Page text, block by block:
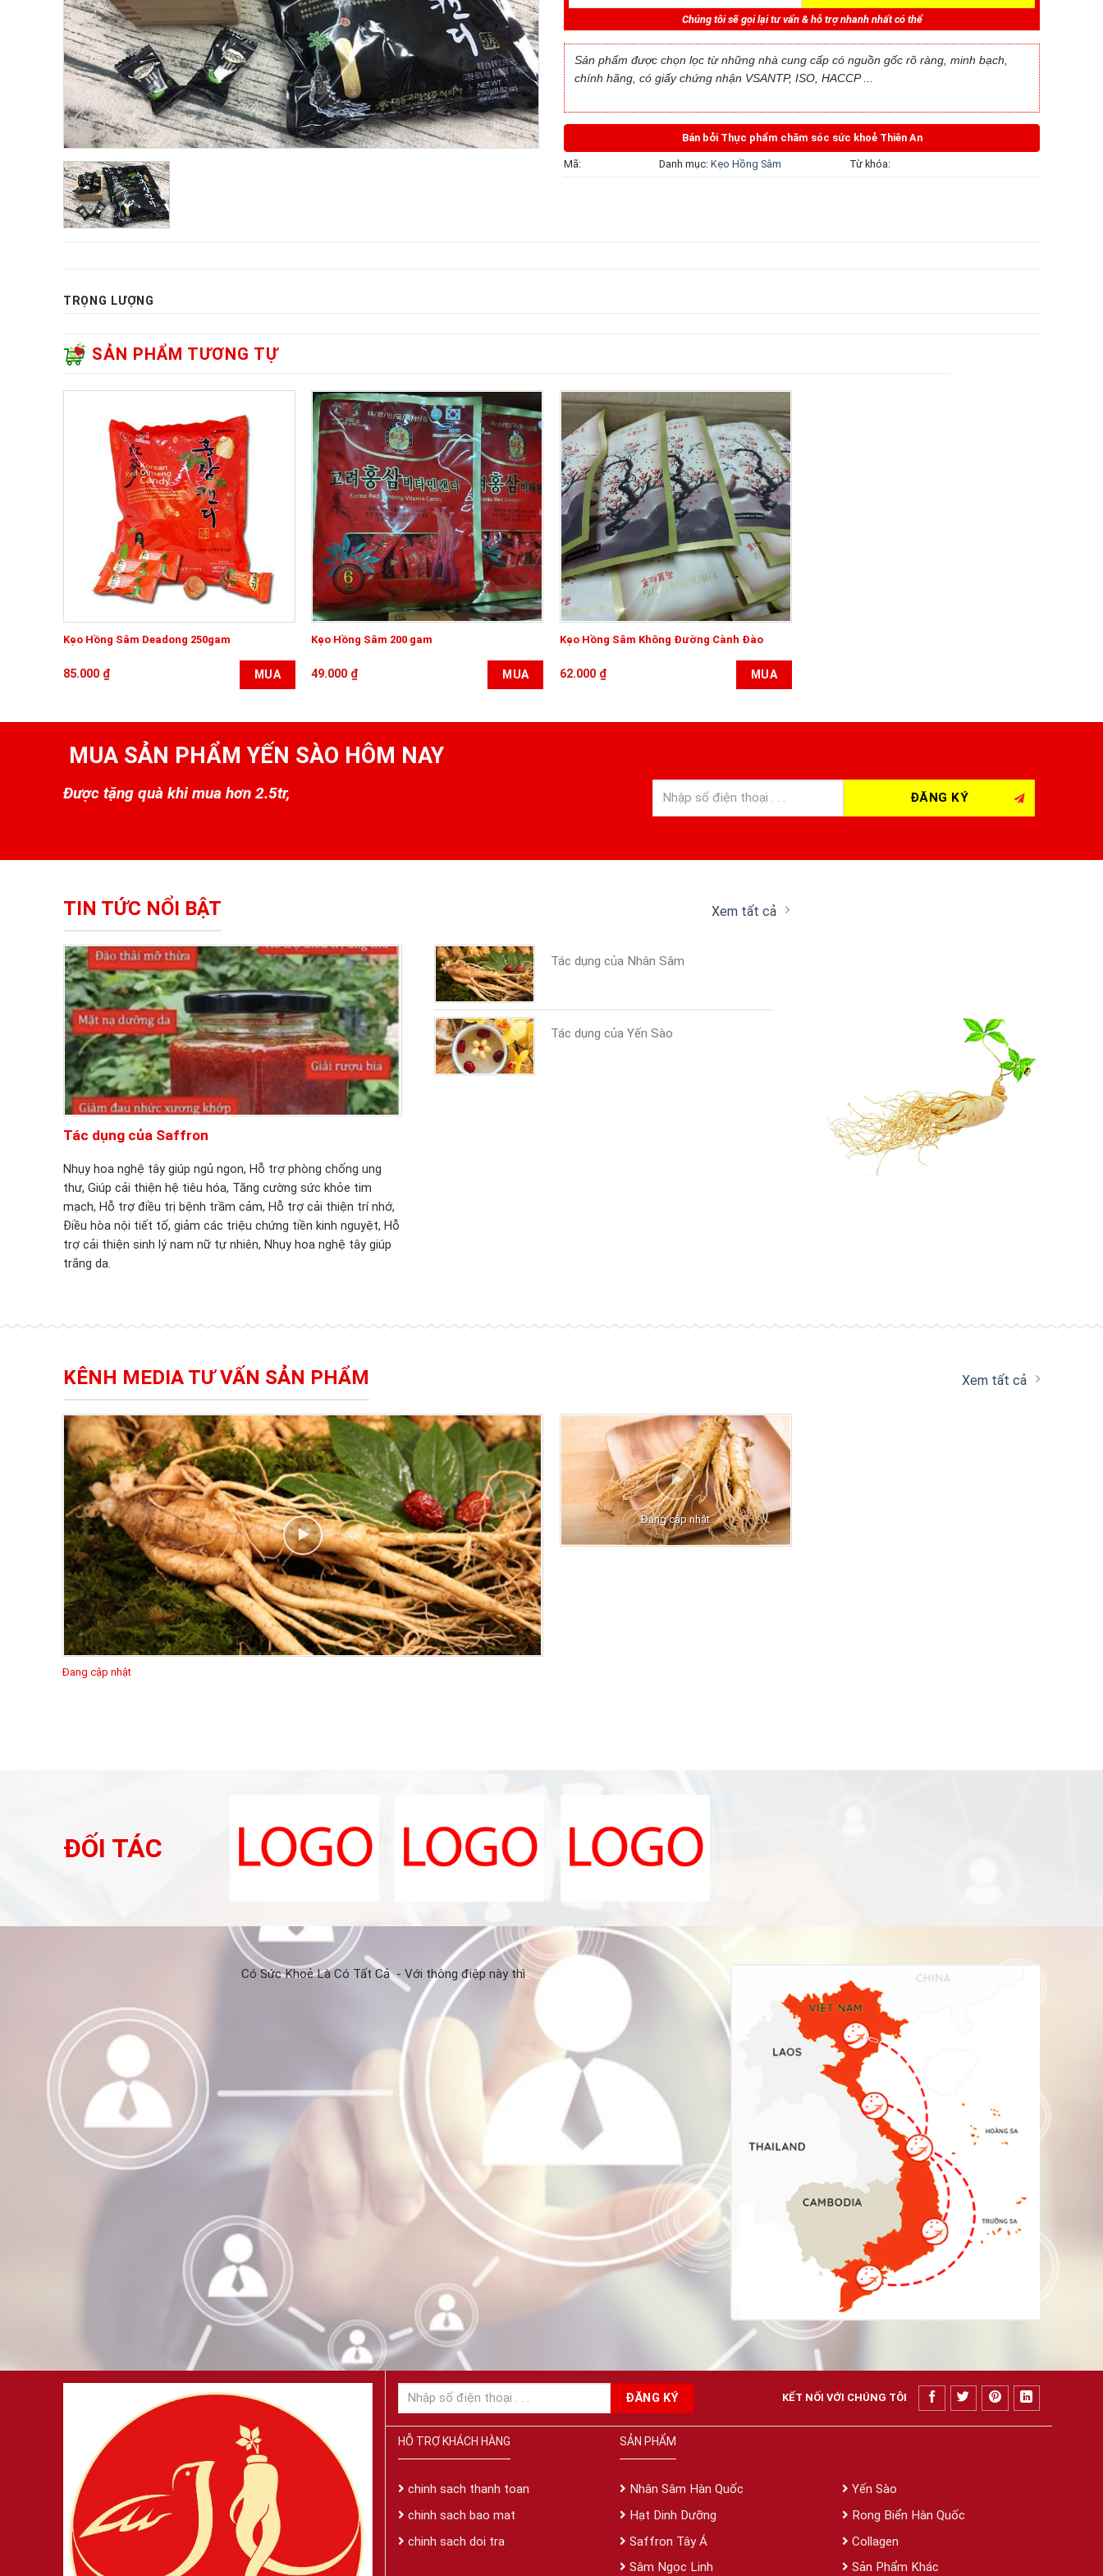
Chúng tôi sẽ gọi lại tư vấn & hỗ trợ nhanh nhất có thể
Sản phẩm được chọn lọc từ những nhà cung cấp có nguồn gốc rõ ràng, minh bạch,
chính hãng, có giấy chứng nhận VSANTP, ISO, HACCP ...
Bán bởi Thực phẩm chăm sóc sức khoẻ Thiên An
Mã: Danh mục: Kẹo Hồng Sâm Từ khóa:
TRỌNG LƯỢNG
SẢN PHẨM TƯƠNG TỰ
Kẹo Hồng Sâm Deadong 250gam
85.000 ₫ MUA
Kẹo Hồng Sâm 200 gam
49.000 ₫ MUA
Kẹo Hồng Sâm Không Đường Cành Đào
62.000 ₫ MUA
MUA SẢN PHẨM YẾN SÀO HÔM NAY
Được tặng quà khi mua hơn 2.5tr,
TIN TỨC NỔI BẬT Xem tất cả
Tác dụng của Saffron
Nhụy hoa nghệ tây giúp ngủ ngon, Hỗ trợ phòng chống ung
thư, Giúp cải thiện hệ tiêu hóa, Tăng cường sức khỏe tim
mạch, Hỗ trợ điều trị bệnh trầm cảm, Hỗ trợ cải thiện trí nhớ,
Điều hòa nội tiết tố, giảm các triệu chứng tiền kinh nguyệt, Hỗ
trợ cải thiện sinh lý nam nữ tự nhiên, Nhụy hoa nghệ tây giúp
trắng da.
Tác dụng của Nhân Sâm
Tác dụng của Yến Sào
KÊNH MEDIA TƯ VẤN SẢN PHẨM Xem tất cả
Đang cập nhật
Đang cập nhật
ĐỐI TÁC
Có Sức Khoẻ Là Có Tất Cả - Với thông điệp này thì
KẾT NỐI VỚI CHÚNG TÔI
HỖ TRỢ KHÁCH HÀNG
chinh sach thanh toan
chinh sach bao mat
chinh sach doi tra
SẢN PHẨM
Nhân Sâm Hàn Quốc
Yến Sào
Hạt Dinh Dưỡng
Rong Biển Hàn Quốc
Saffron Tây Á
Collagen
Sâm Ngọc Linh
Sản Phẩm Khác